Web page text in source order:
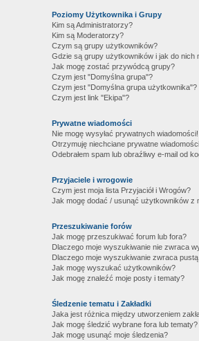
Poziomy Użytkownika i Grupy
Kim są Administratorzy?
Kim są Moderatorzy?
Czym są grupy użytkowników?
Gdzie są grupy użytkowników i jak do nich
Jak mogę zostać przywódcą grupy?
Czym jest "Domyślna grupa"?
Czym jest "Domyślna grupa użytkownika"?
Czym jest link "Ekipa"?
Prywatne wiadomości
Nie mogę wysyłać prywatnych wiadomości!
Otrzymuję niechciane prywatne
Odebrałem spam lub obraźliwy e-mail od
Przyjaciele i wrogowie
Czym jest moja lista Przyjaciół i Wrogów?
Jak mogę dodać / usunąć użytkowników z
Przeszukiwanie forów
Jak mogę przeszukiwać forum lub fora?
Dlaczego moje wyszukiwanie nie zwraca
Dlaczego moje wyszukiwanie zwraca
Jak mogę wyszukać użytkowników?
Jak mogę znaleźć moje posty i tematy?
Śledzenie tematu i Zakładki
Jaka jest różnica między utworzeniem
Jak mogę śledzić wybrane fora lub tematy?
Jak mogę usunąć moje śledzenia?